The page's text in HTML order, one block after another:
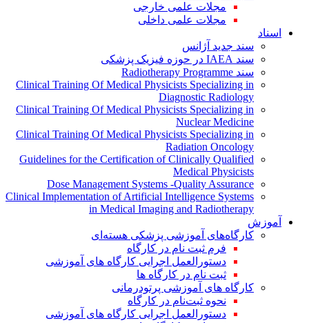
مجلات علمی خارجی
مجلات علمی داخلی
اسناد
سند جدید آژانس
سند IAEA در حوزه فیزیک پزشکی
سند Radiotherapy Programme
Clinical Training Of Medical Physicists Specializing in
Diagnostic Radiology
Clinical Training Of Medical Physicists Specializing in
Nuclear Medicine
Clinical Training Of Medical Physicists Specializing in
Radiation Oncology
Guidelines for the Certification of Clinically Qualified
Medical Physicists
Dose Management Systems -Quality Assurance
Clinical Implementation of Artificial Intelligence Systems
in Medical Imaging and Radiotherapy
آموزش
کارگاه‌های آموزشی پزشکی هسته‌ای
فرم ثبت نام در کارگاه
دستورالعمل اجرایی کارگاه های آموزشی
ثبت نام در کارگاه ها
کارگاه های آموزشی پرتودرمانی
نحوه ثبت‌نام در کارگاه
دستورالعمل اجرایی کارگاه های آموزشی